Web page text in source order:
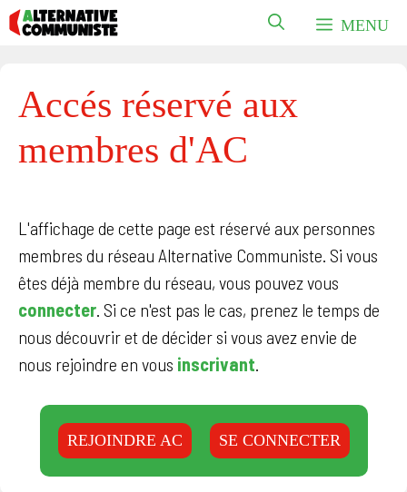
Aller
au
MENU
Accés réservé aux
membres d'AC
L'affichage de cette page est réservé aux personnes
membres du réseau Alternative Communiste. Si vous
êtes déjà membre du réseau, vous pouvez vous
connecter . Si ce n'est pas le cas, prenez le temps de
nous découvrir et de décider si vous avez envie de
nous rejoindre en vous inscrivant
REJOINDRE AC SE CONNECTER